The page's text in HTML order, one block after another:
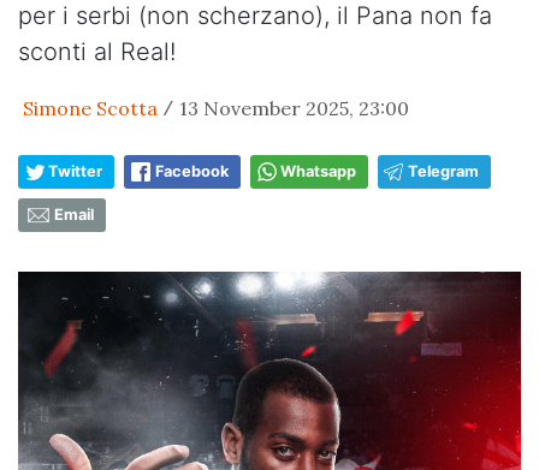
per i serbi (non scherzano), il Pana non fa
sconti al Real!
Simone Scotta / 13 November 2025, 23:00
Twitter Facebook Whatsapp Telegram
Email